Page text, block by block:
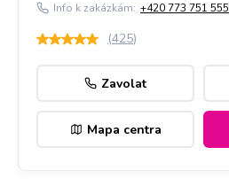
Info k zakázkám: +420 773 751 555
(425)
Zavolat
Mapa centra